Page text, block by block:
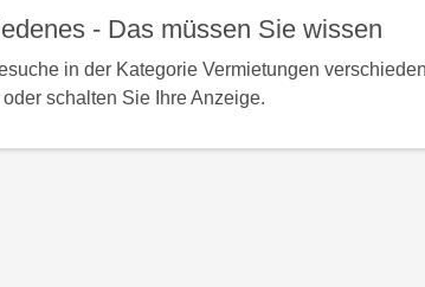
- Das müssen Sie wissen
in der Kategorie Vermietungen
schalten Sie Ihre Anzeige.